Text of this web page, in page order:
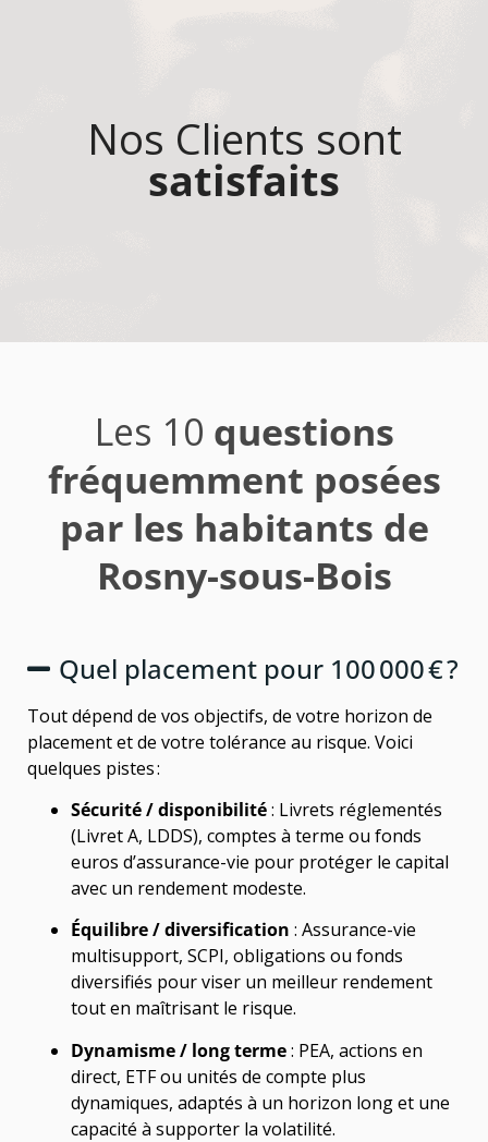
Nos Clients sont
satisfaits
Les 10 questions
fréquemment posées
par les habitants de
Rosny-sous-Bois
Quel placement pour 100 000 € ?
Tout dépend de vos objectifs, de votre horizon de
placement et de votre tolérance au risque. Voici
quelques pistes :
Sécurité / disponibilité: Livrets réglementés
(Livret A, LDDS), comptes à terme ou fonds
euros d’assurance-vie pour protéger le capital
avec un rendement modeste.
Équilibre / diversification : Assurance-vie
multisupport, SCPI, obligations ou fonds
diversifiés pour viser un meilleur rendement
tout en maîtrisant le risque.
Dynamisme / long terme: PEA, actions en
direct, ETF ou unités de compte plus
dynamiques, adaptés à un horizon long et une
capacité à supporter la volatilité.